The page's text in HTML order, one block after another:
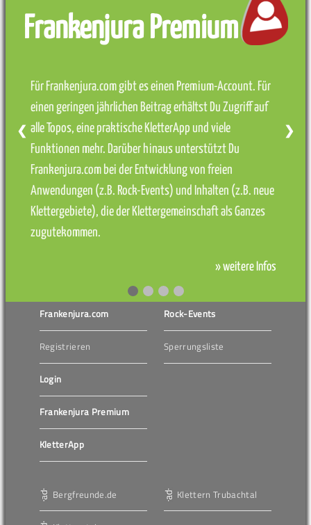
Frankenjura Premium
Für Frankenjura.com gibt es einen Premium-Account. Für
einen geringen jährlichen Beitrag erhältst Du Zugriff auf
alle Topos, eine praktische KletterApp und viele
Funktionen mehr. Darüber hinaus unterstützt Du
Frankenjura.com bei der Entwicklung von freien
Anwendungen (z.B. Rock-Events) und Inhalten (z.B. neue
Klettergebiete), die der Klettergemeinschaft als Ganzes
zugutekommen.
» weitere Infos
❮ ❯
Frankenjura.com
Registrieren
Login
Frankenjura Premium
KletterApp
Rock-Events
Sperrungsliste
Bergfreunde.de Klettern Trubachtal